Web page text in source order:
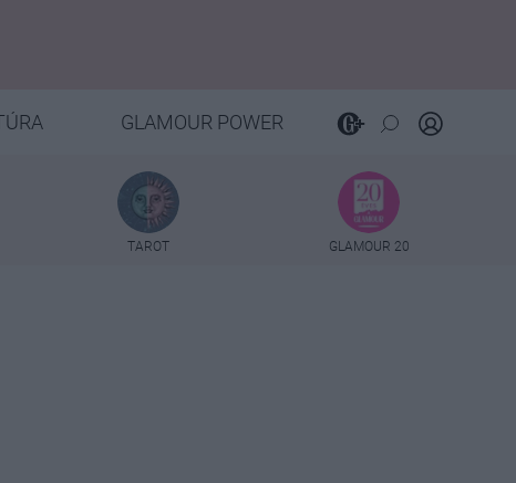
GLAMOUR POWER
TAROT GLAMOUR 20